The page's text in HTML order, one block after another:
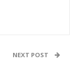
NEXT POST